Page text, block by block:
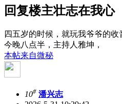
回复楼主壮志在我心
四五岁的时候，就玩我爷爷的
今晚八点半，主持人雅坤，
本帖来自微秘
10# 潘兴志